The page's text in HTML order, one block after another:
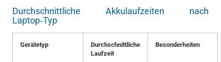
Durchschnittliche Akkulaufzeiten nach
Laptop‑Typ
Gerätetyp
Durchschnittliche
Laufzeit
Besonderheiten